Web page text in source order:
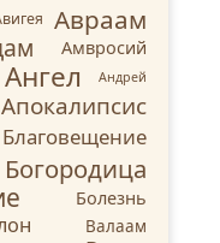
Авраам
Амвросий
Ангел Андрей
Апокалипсис
Благовещение
Богородица
Болезнь
Валаам